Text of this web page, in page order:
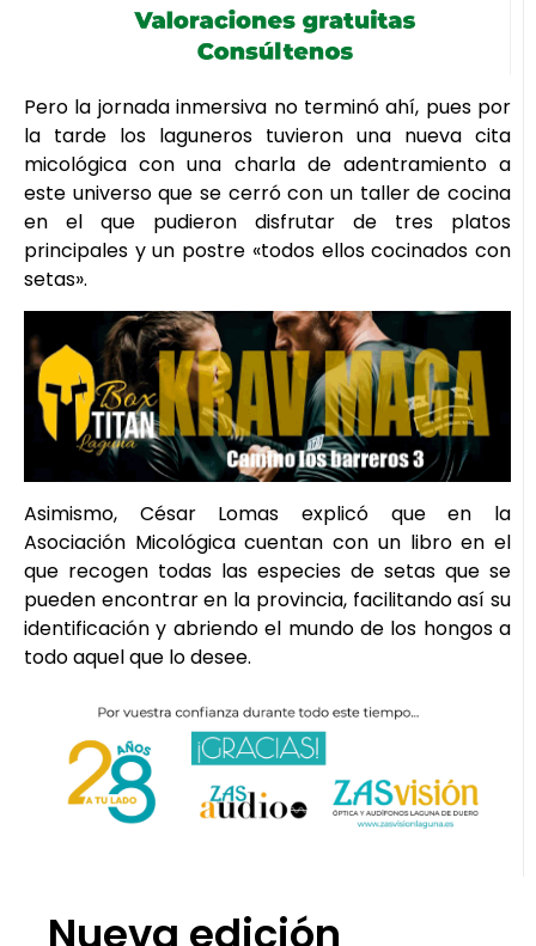
Pero la jornada inmersiva no terminó ahí, pues por
la tarde los laguneros tuvieron una nueva cita
micológica con una charla de adentramiento a
este universo que se cerró con un taller de cocina
en el que pudieron disfrutar de tres platos
principales y un postre «todos ellos cocinados con
setas».
Asimismo, César Lomas explicó que en la
Asociación Micológica cuentan con un libro en el
que recogen todas las especies de setas que se
pueden encontrar en la provincia, facilitando así su
identificación y abriendo el mundo de los hongos a
todo aquel que lo desee.
Nueva edición